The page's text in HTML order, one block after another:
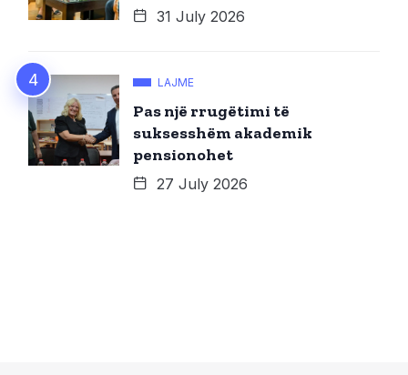
31 July 2026
LAJME
Pas një rrugëtimi të
suksesshëm akademik
pensionohet
27 July 2026